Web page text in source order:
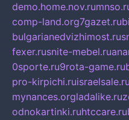
demo.home.nov.ru
comp-land.org7gazet.ru
bulgarianedvizhimost.ru
fexer.rusnite-mebel.ru
0sporte.ru9rota-game.ru
pro-kirpichi.ruisraelsale.ru
mynances.orgladalike.ru
odnokartinki.ruhtccare.ru